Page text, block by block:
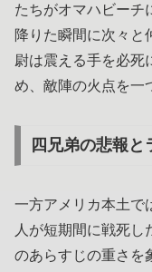
たちがオマハビーチ
降りた瞬間に次々と
尉は震える手を必死
め、敵陣の火点を一
四兄弟の悲報
一方アメリカ本土で
人が短期間に戦死し
のあらすじの重さを